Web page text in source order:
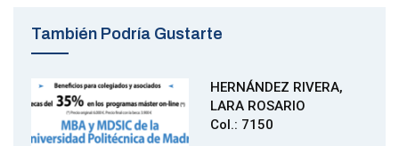
También Podría Gustarte
HERNÁNDEZ RIVERA,
LARA ROSARIO
Col.: 7150